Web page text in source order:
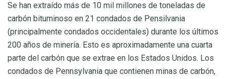
Se han extraído más de 10 mil millones de toneladas de
carbón bituminoso en 21 condados de Pensilvania
(principalmente condados occidentales) durante los últimos
200 años de minería. Esto es aproximadamente una cuarta
parte del carbón que se extrae en los Estados Unidos. Los
condados de Pennsylvania que contienen minas de carbón,